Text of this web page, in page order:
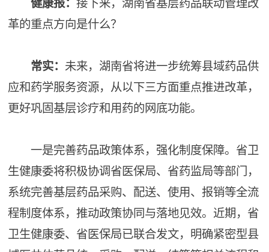
健康报：接下来，湖南省基层药品联动管理改
革的重点方向是什么？
常实： 未来，湖南省将进一步统筹县域药品供
应和药学服务资源，从以下三方面重点推进改革，
更好巩固基层诊疗和用药的网底功能。
一是完善药品政策体系，强化制度保障。省卫
生健康委将积极协调省医保局、省药监局等部门，
系统完善基层药品采购、配送、使用、报销等全流
程制度体系，推动政策协同与落地见效。近期，省
卫生健康委、省医保局已联合发文，明确紧密型县